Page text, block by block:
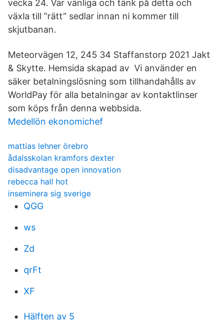
vecka 24. Var vänliga och tänk på detta och
växla till ”rätt” sedlar innan ni kommer till
skjutbanan.
Meteorvägen 12, 245 34 Staffanstorp 2021 Jakt
& Skytte. Hemsida skapad av Vi använder en
säker betalningslösning som tillhandahålls av
WorldPay för alla betalningar av kontaktlinser
som köps från denna webbsida.
Medellön ekonomichef
mattias lehner örebro
ådalsskolan kramfors dexter
disadvantage open innovation
rebecca hall hot
inseminera sig sverige
QGG
ws
Zd
qrFt
XF
Hälften av 5